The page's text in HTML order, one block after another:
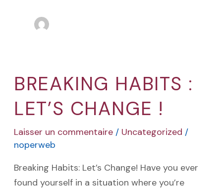
BREAKING HABITS :
LET’S CHANGE !
Laisser un commentaire / Uncategorized /
noperweb
Breaking Habits: Let’s Change! Have you ever
found yourself in a situation where you’re
Breaking
Habits
Change